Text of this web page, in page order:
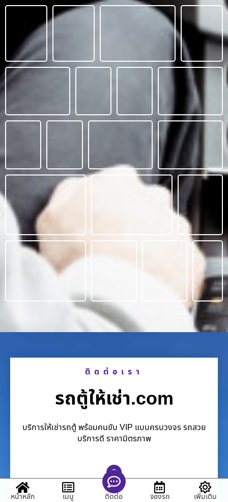
ติดต่อเรา
รถตู้ให้เช่า.com
บริการให้เช่ารถตู้ พร้อมคนขับ VIP แบบครบวงจร รถสวย
บริการดี ราคามิตรภาพ
หน้าหลัก เมนู ติดต่อ จองรถ เพิ่มเติม